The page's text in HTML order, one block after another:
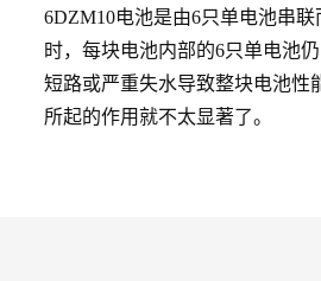
6DZM10电池是由6只单电池串
时，每块电池内部的6只单电池
短路或严重失水导致整块电池性
所起的作用就不太显著了。